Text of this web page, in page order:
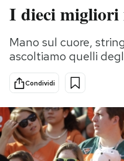
Italia
Politica
Tecnologia
Internet
Cultura
Economia
Sport
I dieci
Mano sul cuore,
ascoltiamo quelli
Condividi